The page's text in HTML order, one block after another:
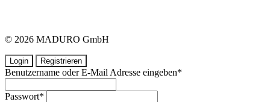
© 2026 MADURO GmbH
Login Registrieren
Benutzername oder E-Mail Adresse eingeben*
Passwort*